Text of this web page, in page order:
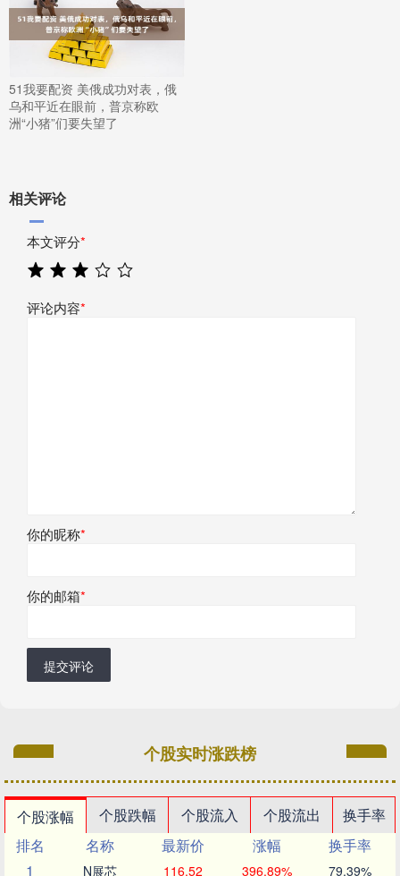
51我要配资 美俄成功对表，俄
乌和平近在眼前，普京称欧
洲“小猪”们要失望了
相关评论
本文评分*
评论内容*
你的昵称*
你的邮箱*
提交评论
个股实时涨跌榜
个股涨幅 个股跌幅 个股流入 个股流出
换手率
排名
名称 最新价 涨幅
换手率
1
N展芯 116.52 396.89% 79.39%